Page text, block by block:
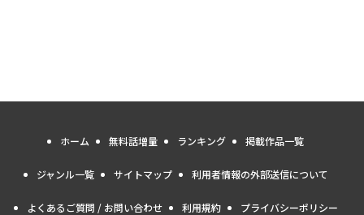
ホーム 無料話増量 ランキング 掲載作品一覧
ジャンル一覧 サイトマップ 利用者情報の外部送信について
よくあるご質問 / お問い合わせ 利用規約 プライバシーポリシー